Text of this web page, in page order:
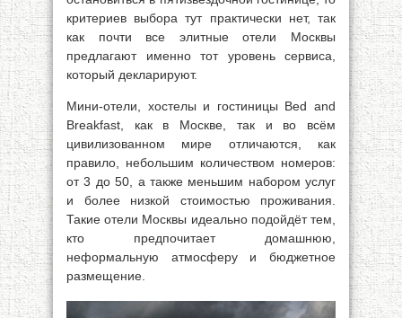
критериев выбора тут практически нет, так
как почти все элитные отели Москвы
предлагают именно тот уровень сервиса,
который декларируют.
Мини-отели, хостелы и гостиницы Bed and
Breakfast, как в Москве, так и во всём
цивилизованном мире отличаются, как
правило, небольшим количеством номеров:
от 3 до 50, а также меньшим набором услуг
и более низкой стоимостью проживания.
Такие отели Москвы идеально подойдёт тем,
кто предпочитает домашнюю,
неформальную атмосферу и бюджетное
размещение.